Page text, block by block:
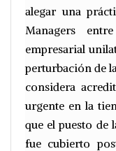
alegar una
Managers
empresarial
perturbación de
considera
urgente en la
que el puesto de
fue cubierto